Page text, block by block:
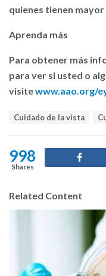
quienes tienen
Aprenda más
Para obtener más
para ver si usted o
visitewww.aao.org/
:
Cuidado de la vista
998
Shares
Related Content